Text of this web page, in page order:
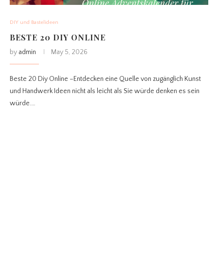
DIY und Bastelideen
BESTE 20 DIY ONLINE
by admin May 5, 2026
Beste 20 Diy Online –Entdecken eine Quelle von zugänglich Kunst
und Handwerk Ideen nicht als leicht als Sie würde denken es sein
würde.…